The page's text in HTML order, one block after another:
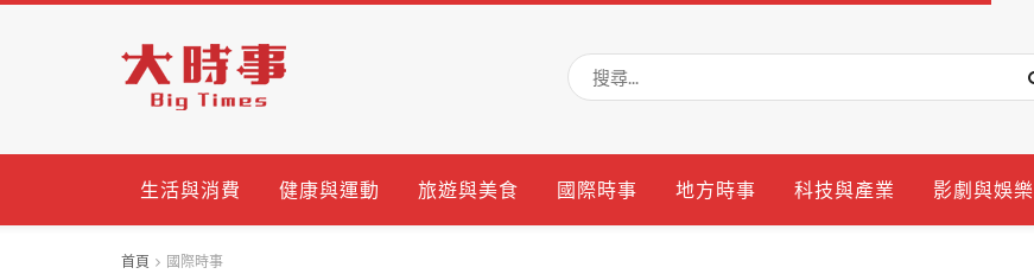
生活與消費 健康與運動 旅遊與美食 國際時事 地方時事 科技與產業 影劇與娛樂
首頁 國際時事